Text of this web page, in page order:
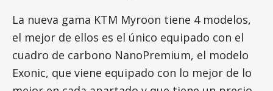
La nueva gama KTM Myroon tiene 4 modelos,
el mejor de ellos es el único equipado con el
cuadro de carbono NanoPremium, el modelo
Exonic, que viene equipado con lo mejor de lo